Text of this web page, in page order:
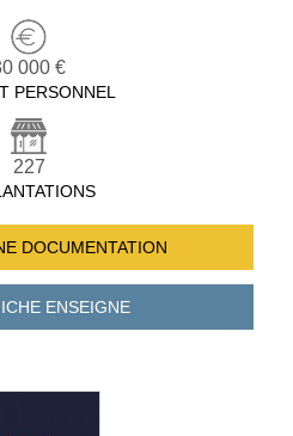
000 €
PERSONNEL
227
DOCUMENTATION
ENSEIGNE